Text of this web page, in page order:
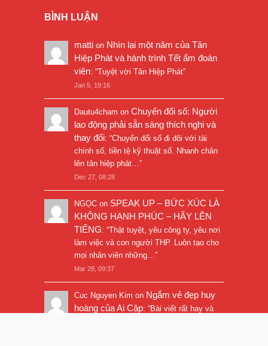
BÌNH LUẬN
matti on Nhìn lại một năm của Tân
Hiệp Phát và hành trình Tết ấm đoàn
viên: “Tuyệt vời Tân Hiệp Phát”
Jan 5, 19:16
Dautu4cham on Chuyển đổi số: Người
lao động phải sẵn sàng thích nghi và
thay đổi: “Chuyển đổi số đi đôi với tài
chính số, tiền tệ kỹ thuật số. Nhanh chân
lên tân hiệp phát…”
Dec 27, 08:28
NGỌC on SPEAK UP – BỨC XÚC LÀ
KHÔNG HẠNH PHÚC – HÃY LÊN
TIẾNG: “Thật tuyệt, yêu công ty, yêu nơi
làm việc và con người THP. Luôn tạo cho
mọi nhân viên những…”
Mar 28, 09:37
Cuc Nguyen Kim on Ngắm vẻ đẹp huy
hoàng của Ai Cập: “Bài viết rất hay và